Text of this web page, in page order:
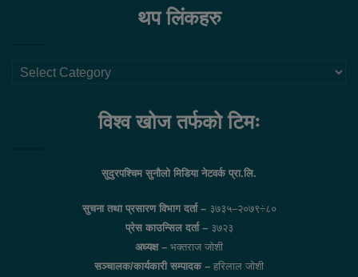
थप लिंकहरु
थप
विश्व खोज तर्फको टिमः
सुदुरपश्चिम सुनौलो मिडिया नेटवर्क प्रा.लि.
सुचना तथा प्रसारण विभाग दर्ता – ३७३५–२०७९÷८०
प्रेस काउन्सिल दर्ता – ३७२३
अध्यक्ष – भक्तराज जोशी
सञ्चालक/कार्यकारी सम्पादक – हरिलाल जोशी